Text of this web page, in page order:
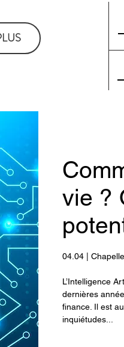
vie ?
04.04 |
L’Intelligence
dernières
finance. Il est
inquiétudes...